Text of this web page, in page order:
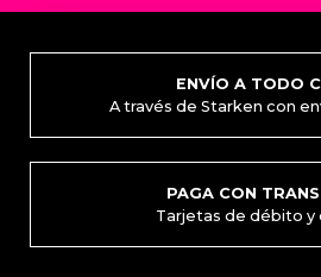
ENVÍO A TODO
A través de Starken con
PAGA CON
Tarjetas de débito y